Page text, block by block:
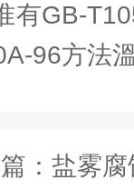
有GB-
96方法
： 盐雾腐蚀